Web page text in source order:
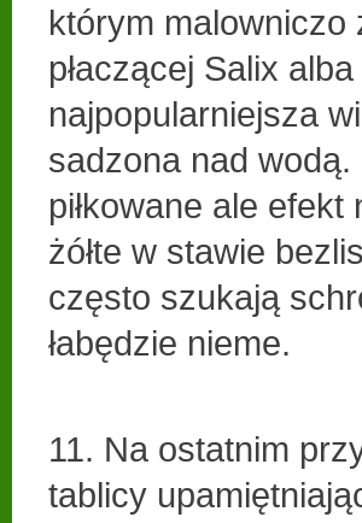
którym
płaczącej Salix
najpopularniejsza
sadzona nad
piłkowane ale
żółte w stawie
często szukają
łabędzie nieme.
11. Na ostatnim
tablicy